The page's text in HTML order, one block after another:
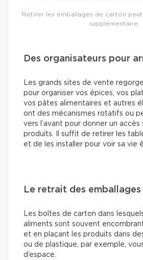
Retirer les emballages de carton peut
supplémentaire.
Des organisateurs pour
Les grands sites de vente
pour organiser vos épices, vos
vos pâtes alimentaires et autres
ont des mécanismes rotatifs ou
vers l’avant pour donner un accès
produits. Il suffit de retirer les
et de les installer pour voir sa vie
Le retrait des emballages
Les boîtes de carton dans
aliments sont souvent
et en plaçant les produits dans
ou de plastique, par exemple,
d’espace.